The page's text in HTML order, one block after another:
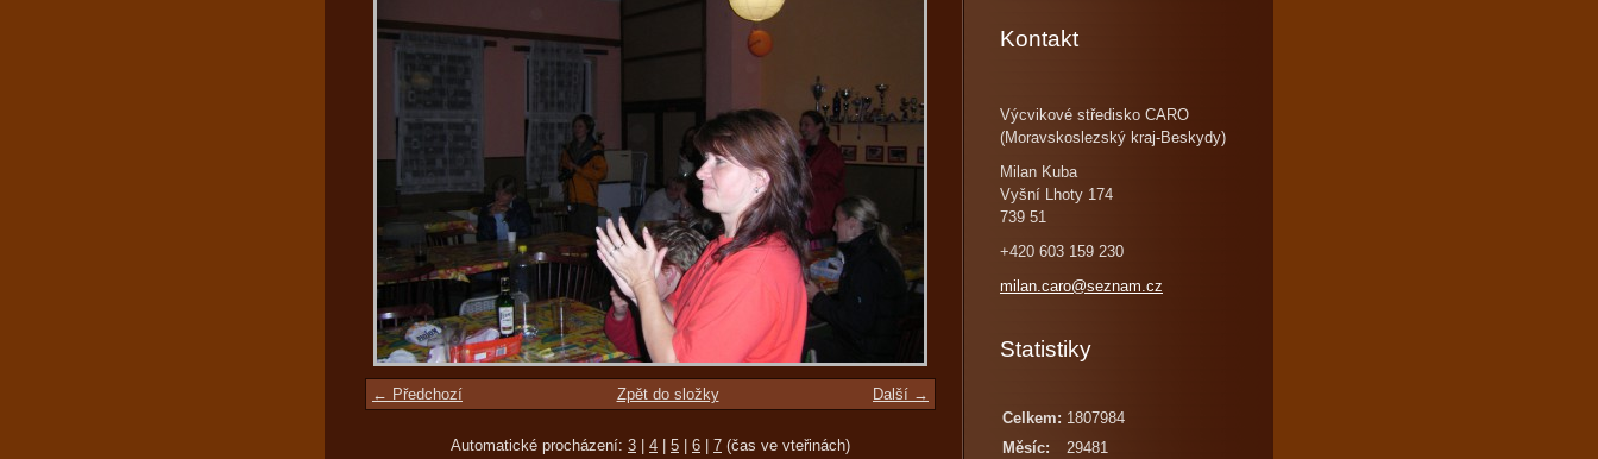
← Předchozí Další →
Zpět do složky
Automatické procházení: 3 4 5 6 7 (čas ve vteřinách)
Kontakt
Výcvikové středisko CARO
(Moravskoslezský kraj-Beskydy)
Milan Kuba
Vyšní Lhoty 174
739 51
+420 603 159 230
milan.caro@seznam.cz
Statistiky
Celkem: 1807984
Měsíc:
29481